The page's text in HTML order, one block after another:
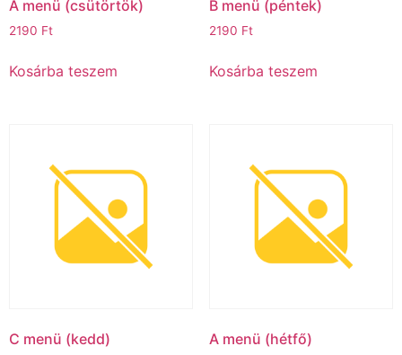
A menü (csütörtök)ㅤ
2190 Ft
Kosárba teszem
B menü (péntek)ㅤ
2190 Ft
Kosárba teszem
C menü (kedd)ㅤ A menü (hétfő)